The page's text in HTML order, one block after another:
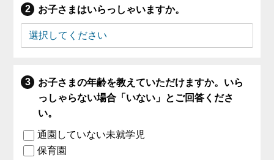
お子さまはいらっしゃいますか。
お子さまの年齢を教えていただけますか。いら
っしゃらない場合「いない」とご回答くださ
い。
通園していない未就学児
保育園